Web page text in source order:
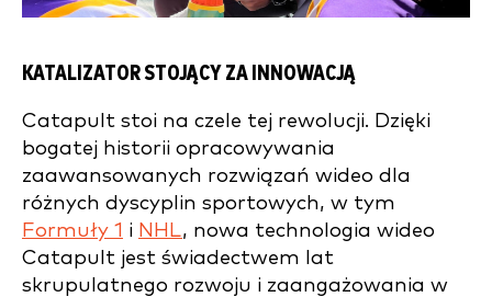
KATALIZATOR STOJĄCY ZA INNOWACJĄ
Catapult stoi na czele tej rewolucji. Dzięki
bogatej historii opracowywania
zaawansowanych rozwiązań wideo dla
różnych dyscyplin sportowych, w tym
Formuły 1 i NHL, nowa technologia wideo
Catapult jest świadectwem lat
skrupulatnego rozwoju i zaangażowania w